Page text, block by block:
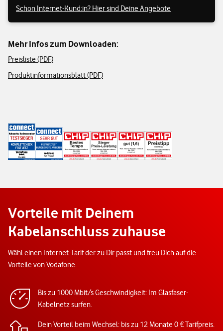
Schon Internet-Kund:in? Hier sind Deine Angebote
Mehr Infos zum Downloaden:
Preisliste (PDF)
Produktinformationsblatt (PDF)
Vorteile mit Deinem
Kabelanschluss zuhause
Wähl einen Internet-Tarif der zu Dir passt und freu Dich auf die
Vorteile von Vodafone.
Bis zu 1000 Mbit/s Geschwindigkeit: Im Glasfaser-
Kabelnetz surfen.
Dein Vorteil beim Wechsel: bis zu 12 Monate 0 € Tarifpreis.